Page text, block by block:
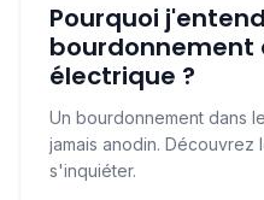
Pourquoi
bourdonnement
électrique ?
Un bourdonnement dans
jamais anodin. Découvrez
s'inquiéter.